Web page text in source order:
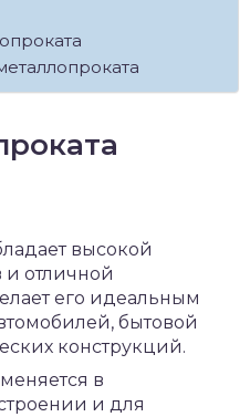
высокой
и отличной
его идеальным
бытовой
конструкций.
в
и для